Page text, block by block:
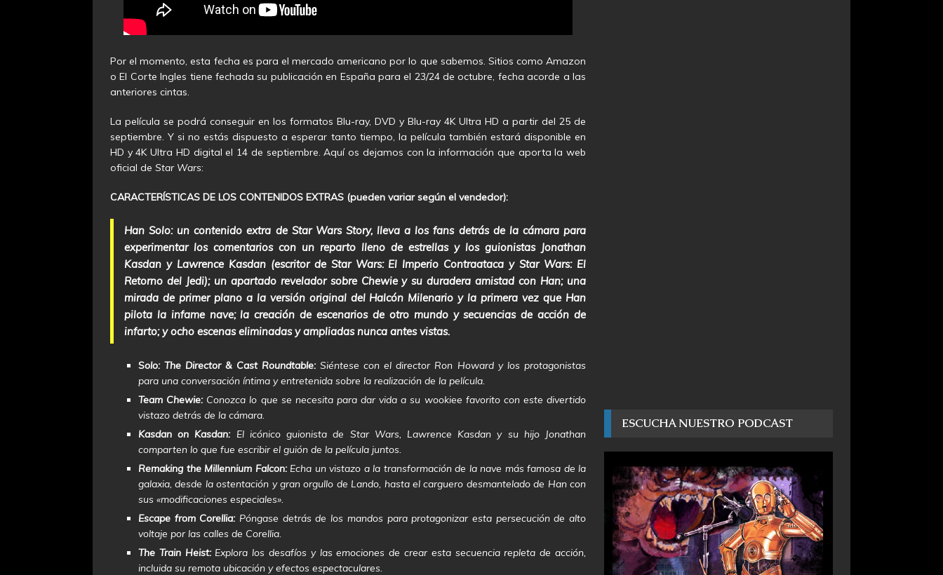
Por el momento, esta fecha es para el mercado americano por lo que sabemos. Sitios como Amazon
o El Corte Ingles tiene fechada su publicación en España para el 23/24 de octubre, fecha acorde a las
anteriores cintas.
La película se podrá conseguir en los formatos Blu-ray, DVD y Blu-ray 4K Ultra HD a partir del 25 de
septiembre. Y si no estás dispuesto a esperar tanto tiempo, la película también estará disponible en
HD y 4K Ultra HD digital el 14 de septiembre. Aquí os dejamos con la información que aporta la web
oficial de Star Wars:
CARACTERÍSTICAS DE LOS CONTENIDOS EXTRAS (pueden variar según el vendedor):
Han Solo: un contenido extra de Star Wars Story, lleva a los fans detrás de la cámara para
experimentar los comentarios con un reparto lleno de estrellas y los guionistas Jonathan
Kasdan y Lawrence Kasdan (escritor de Star Wars: El Imperio Contraataca y Star Wars: El
Retorno del Jedi); un apartado revelador sobre Chewie y su duradera amistad con Han; una
mirada de primer plano a la versión original del Halcón Milenario y la primera vez que Han
pilota la infame nave; la creación de escenarios de otro mundo y secuencias de acción de
infarto; y ocho escenas eliminadas y ampliadas nunca antes vistas.
Solo: The Director & Cast Roundtable:Siéntese con el director Ron Howard y los protagonistas
para una conversación íntima y entretenida sobre la realización de la película.
Team Chewie: Conozca lo que se necesita para dar vida a su wookiee favorito con este divertido
vistazo detrás de la cámara.
Kasdan on Kasdan: El icónico guionista de Star Wars, Lawrence Kasdan y su hijo Jonathan
comparten lo que fue escribir el guión de la película juntos.
Remaking the Millennium Falcon:Echa un vistazo a la transformación de la nave más famosa de la
galaxia, desde la ostentación y gran orgullo de Lando, hasta el carguero desmantelado de Han con
sus «modificaciones especiales».
Escape from Corellia: Póngase detrás de los mandos para protagonizar esta persecución de alto
voltaje por las calles de Corellia.
The Train Heist:Explora los desafíos y las emociones de crear esta secuencia repleta de acción,
incluida su remota ubicación y efectos espectaculares.
ESCUCHA NUESTRO PODCAST